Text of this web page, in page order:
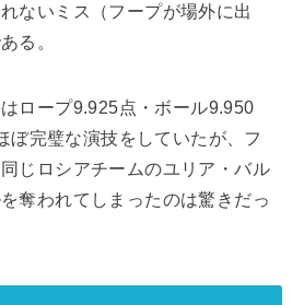
ないミス（フープが場外に出
る。
ロープ9.925点・ボール9.950
ぼ完璧な演技をしていたが、フ
じロシアチームのユリア・バル
奪われてしまったのは驚きだっ